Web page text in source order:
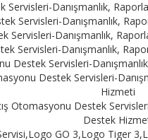
Danışmanlık,
Servisleri-Danışmanlık,
Servisleri-Danışmanlık,
Servisleri-Danışmanlık,
Destek Servisleri-
Destek Servisleri-
Hizmeti
Otomasyonu Destek
Destek
GO 3,Logo Tiger